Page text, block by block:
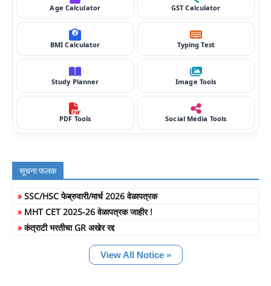
Age Calculator GST Calculator
BMI Calculator Typing Test
Study Planner Image Tools
PDF Tools Social Media Tools
सूचना फलक
» SSC/HSC फेब्रुवारी/मार्च 2026 वेळापत्रक
» MHT CET 2025-26 वेळापत्रक जाहीर !
»कंत्राटी भरतीचा GR अखेर रद्द
View All Notice »